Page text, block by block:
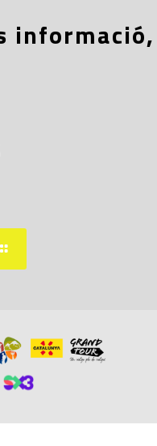
informació,